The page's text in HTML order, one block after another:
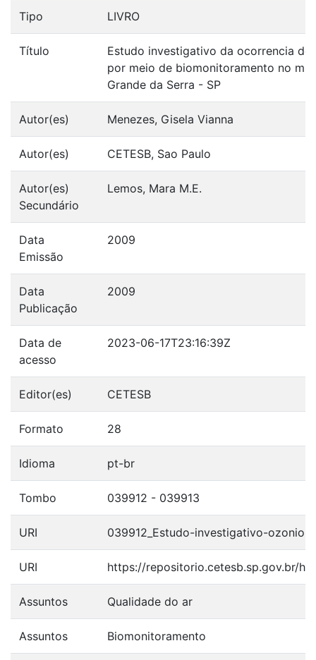
Tipo LIVRO
Título
Estudo investigativo da ocorrencia
por meio de biomonitoramento no
Grande da Serra - SP
Autor(es) Menezes, Gisela Vianna
Autor(es) CETESB, Sao Paulo
Autor(es)
Secundário
Lemos, Mara M.E.
Data
Emissão
2009
Data
Publicação
2009
Data de
acesso
2023-06-17T23:16:39Z
Editor(es) CETESB
Formato 28
Idioma pt-br
Tombo 039912 - 039913
URI 039912_Estudo-investigativo-ozonio-
URI https://repositorio.cetesb.sp.gov.br/
Assuntos Qualidade do ar
Assuntos Biomonitoramento